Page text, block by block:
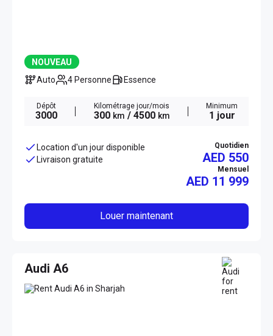
NOUVEAU
Auto
4 Personne Essence
Dépôt
3000
Kilométrage jour/mois
300 km / 4500 km
Minimum
1 jour
Location d'un jour disponible
Livraison gratuite
Quotidien
AED 550
Mensuel
AED 11 999
Louer maintenant
Audi A6